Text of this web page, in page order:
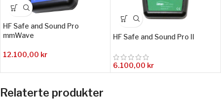
HF Safe and Sound Pro
mmWave
12.100,00 kr
HF Safe and Sound Pro II
6.100,00 kr
Relaterte produkter